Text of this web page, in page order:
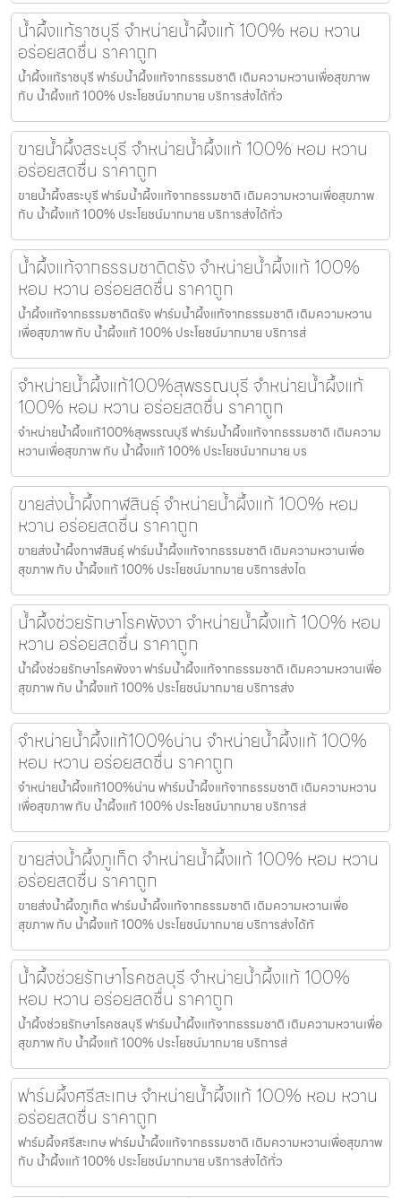
น้ำผึ้งแท้ราชบุรี จำหน่ายน้ำผึ้งแท้ 100% หอม หวาน
อร่อยสดชื่น ราคาถูก
น้ำผึ้งแท้ราชบุรี ฟาร์มน้ำผึ้งแท้จากธรรมชาติ เติมความหวานเพื่อสุขภาพ
กับ น้ำผึ้งแท้ 100% ประโยชน์มากมาย บริการส่งได้ทั่ว
ขายน้ำผึ้งสระบุรี จำหน่ายน้ำผึ้งแท้ 100% หอม หวาน
อร่อยสดชื่น ราคาถูก
ขายน้ำผึ้งสระบุรี ฟาร์มน้ำผึ้งแท้จากธรรมชาติ เติมความหวานเพื่อสุขภาพ
กับ น้ำผึ้งแท้ 100% ประโยชน์มากมาย บริการส่งได้ทั่ว
น้ำผึ้งแท้จากธรรมชาติตรัง จำหน่ายน้ำผึ้งแท้ 100%
หอม หวาน อร่อยสดชื่น ราคาถูก
น้ำผึ้งแท้จากธรรมชาติตรัง ฟาร์มน้ำผึ้งแท้จากธรรมชาติ เติมความหวาน
เพื่อสุขภาพ กับ น้ำผึ้งแท้ 100% ประโยชน์มากมาย บริการส่
จำหน่ายน้ำผึ้งแท้100%สุพรรณบุรี จำหน่ายน้ำผึ้งแท้
100% หอม หวาน อร่อยสดชื่น ราคาถูก
จำหน่ายน้ำผึ้งแท้100%สุพรรณบุรี ฟาร์มน้ำผึ้งแท้จากธรรมชาติ เติมความ
หวานเพื่อสุขภาพ กับ น้ำผึ้งแท้ 100% ประโยชน์มากมาย บร
ขายส่งน้ำผึ้งกาฬสินธุ์ จำหน่ายน้ำผึ้งแท้ 100% หอม
หวาน อร่อยสดชื่น ราคาถูก
ขายส่งน้ำผึ้งกาฬสินธุ์ ฟาร์มน้ำผึ้งแท้จากธรรมชาติ เติมความหวานเพื่อ
สุขภาพ กับ น้ำผึ้งแท้ 100% ประโยชน์มากมาย บริการส่งได
น้ำผึ้งช่วยรักษาโรคพังงา จำหน่ายน้ำผึ้งแท้ 100% หอม
หวาน อร่อยสดชื่น ราคาถูก
น้ำผึ้งช่วยรักษาโรคพังงา ฟาร์มน้ำผึ้งแท้จากธรรมชาติ เติมความหวานเพื่อ
สุขภาพ กับ น้ำผึ้งแท้ 100% ประโยชน์มากมาย บริการส่ง
จำหน่ายน้ำผึ้งแท้100%น่าน จำหน่ายน้ำผึ้งแท้ 100%
หอม หวาน อร่อยสดชื่น ราคาถูก
จำหน่ายน้ำผึ้งแท้100%น่าน ฟาร์มน้ำผึ้งแท้จากธรรมชาติ เติมความหวาน
เพื่อสุขภาพ กับ น้ำผึ้งแท้ 100% ประโยชน์มากมาย บริการส่
ขายส่งน้ำผึ้งภูเก็ต จำหน่ายน้ำผึ้งแท้ 100% หอม หวาน
อร่อยสดชื่น ราคาถูก
ขายส่งน้ำผึ้งภูเก็ต ฟาร์มน้ำผึ้งแท้จากธรรมชาติ เติมความหวานเพื่อ
สุขภาพ กับ น้ำผึ้งแท้ 100% ประโยชน์มากมาย บริการส่งได้ทั
น้ำผึ้งช่วยรักษาโรคชลบุรี จำหน่ายน้ำผึ้งแท้ 100%
หอม หวาน อร่อยสดชื่น ราคาถูก
น้ำผึ้งช่วยรักษาโรคชลบุรี ฟาร์มน้ำผึ้งแท้จากธรรมชาติ เติมความหวานเพื่อ
สุขภาพ กับ น้ำผึ้งแท้ 100% ประโยชน์มากมาย บริการส่
ฟาร์มผึ้งศรีสะเกษ จำหน่ายน้ำผึ้งแท้ 100% หอม หวาน
อร่อยสดชื่น ราคาถูก
ฟาร์มผึ้งศรีสะเกษ ฟาร์มน้ำผึ้งแท้จากธรรมชาติ เติมความหวานเพื่อสุขภาพ
กับ น้ำผึ้งแท้ 100% ประโยชน์มากมาย บริการส่งได้ทั่ว